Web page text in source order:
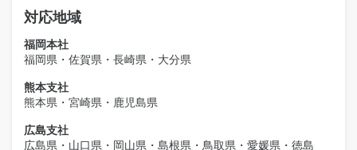
対応地域
福岡本社
福岡県・佐賀県・長崎県・大分県
熊本支社
熊本県・宮崎県・鹿児島県
広島支社
広島県・山口県・岡山県・島根県・鳥取県・愛媛県・徳島